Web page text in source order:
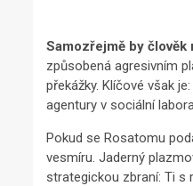
Samozřejmě by
způsobená agresivním
překážky. Klíčové však
agentury v sociální
Pokud se Rosatomu
vesmíru. Jaderný
strategickou zbraní: Ti s